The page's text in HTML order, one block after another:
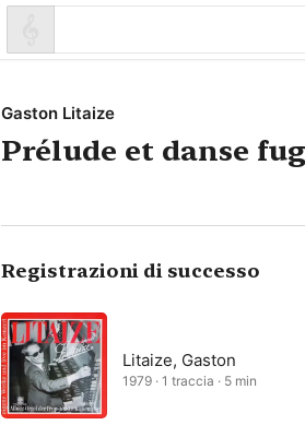
Gaston Litaize
Prélude et danse
Registrazioni di successo
Litaize, Gaston
1979 · 1 traccia · 5 min